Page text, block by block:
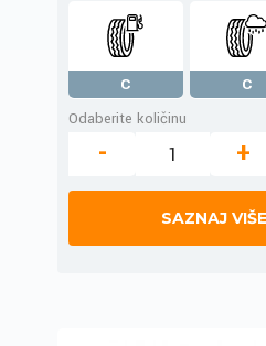
C C
Odaberite količinu
- +
SAZNAJ